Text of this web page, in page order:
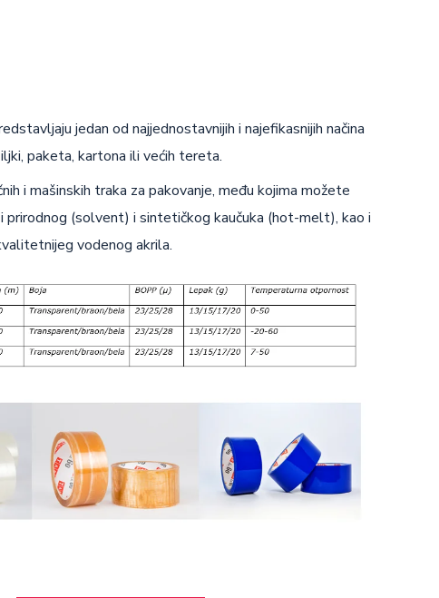
jedan od najjednostavnijih i najefikasnijih načina
paketa, kartona ili većih tereta.
i mašinskih traka za pakovanje, među kojima možete
prirodnog (solvent) i sintetičkog kaučuka (hot-melt), kao i
vodenog akrila.